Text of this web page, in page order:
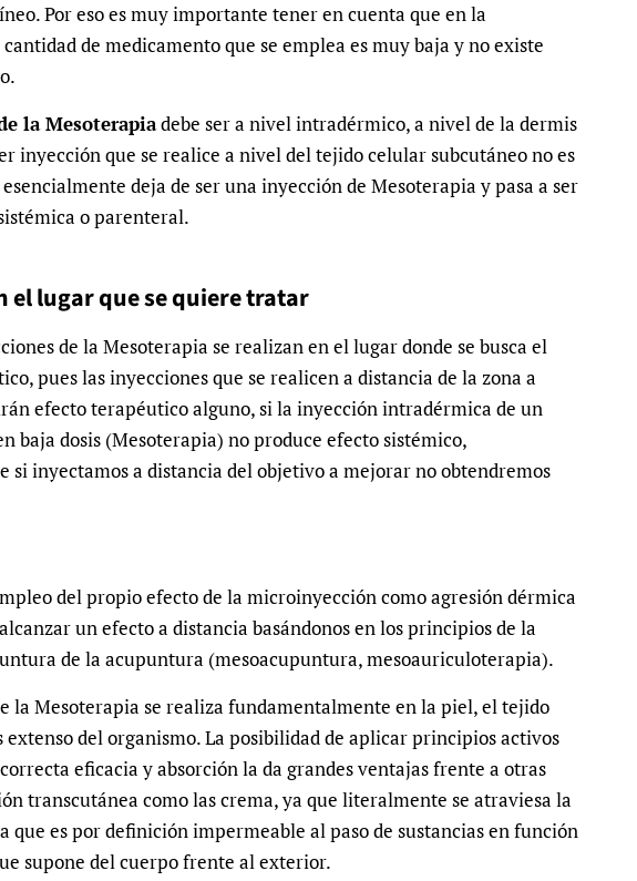
Por eso es muy importante tener en cuenta que en la
de medicamento que se emplea es muy baja y no existe
la Mesoterapiadebe ser a nivel intradérmico, a nivel de la dermis
inyección que se realice a nivel del tejido celular subcutáneo no es
deja de ser una inyección de Mesoterapia y pasa a ser
o parenteral.
el lugar que se quiere tratar
de la Mesoterapia se realizan en el lugar donde se busca el
pues las inyecciones que se realicen a distancia de la zona a
efecto terapéutico alguno, si la inyección intradérmica de un
baja dosis (Mesoterapia) no produce efecto sistémico,
si inyectamos a distancia del objetivo a mejorar no obtendremos
del propio efecto de la microinyección como agresión dérmica
un efecto a distancia basándonos en los principios de la
de la acupuntura (mesoacupuntura, mesoauriculoterapia).
la Mesoterapia se realiza fundamentalmente en la piel, el tejido
del organismo. La posibilidad de aplicar principios activos
eficacia y absorción la da grandes ventajas frente a otras
transcutánea como las crema, ya que literalmente se atraviesa la
que es por definición impermeable al paso de sustancias en función
supone del cuerpo frente al exterior.